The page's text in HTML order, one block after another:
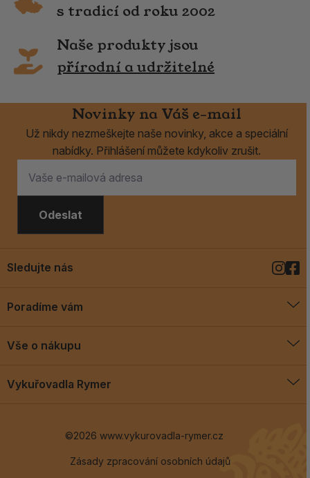
s tradicí od roku 2002
Naše produkty jsou
přírodní a udržitelné
Novinky na Váš e-mail
Už nikdy nezmeškejte naše novinky, akce a speciální
nabídky. Přihlášení můžete kdykoliv zrušit.
Odeslat
Poradíme vám
Blog
Vše o nákupu
Vykuřovadla Rymer
Sledujte nás
©2026 www.vykurovadla-rymer.cz
Zásady zpracování osobních údajů